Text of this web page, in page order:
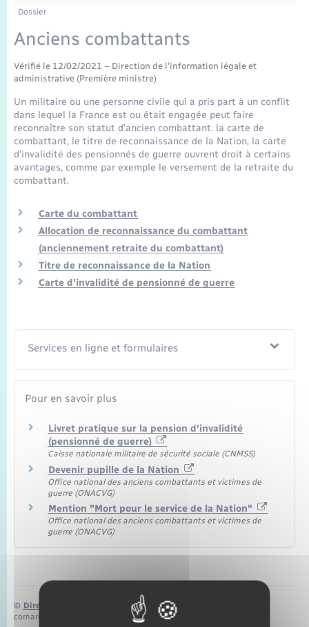
Etat-civil - Papiers - Citoyenneté
Mariage – PACS
Parrainage civil
Recensement
Logement - Urbanisme
Loisirs
Nouvel habitant
Organisation d’événement
Sécurité - Prévention
Transports
Transports scolaires
Voirie et espace public
Travaux - Autorisation d’occupation de l’espace
Compétences
Plan interactif
Présentation de la commune
Publications
La Communauté de communes
Dossier
Anciens combattants
Vérifié le 12/02/2021 – Direction de l'information légale et
administrative (Première ministre)
Un militaire ou une personne civile qui a pris part à un conflit
dans lequel la France est ou était engagée peut faire
reconnaître son statut d'ancien combattant. la carte de
combattant, le titre de reconnaissance de la Nation, la carte
d'invalidité des pensionnés de guerre ouvrent droit à certains
avantages, comme par exemple le versement de la retraite du
combattant.
Carte du combattant
Allocation de reconnaissance du combattant
(anciennement retraite du combattant)
Titre de reconnaissance de la Nation
Carte d'invalidité de pensionné de guerre
Services en ligne et formulaires
Pour en savoir plus
Livret pratique sur la pension d'invalidité
(pensionné de guerre)
Caisse nationale militaire de sécurité sociale (CNMSS)
Devenir pupille de la Nation
Office national des anciens combattants et victimes de
guerre (ONACVG)
Mention "Mort pour le service de la Nation"
Office national des anciens combattants et victimes de
guerre (ONACVG)
© Direction de l’information légale et administrative
comarquage developpé par
baseo.io